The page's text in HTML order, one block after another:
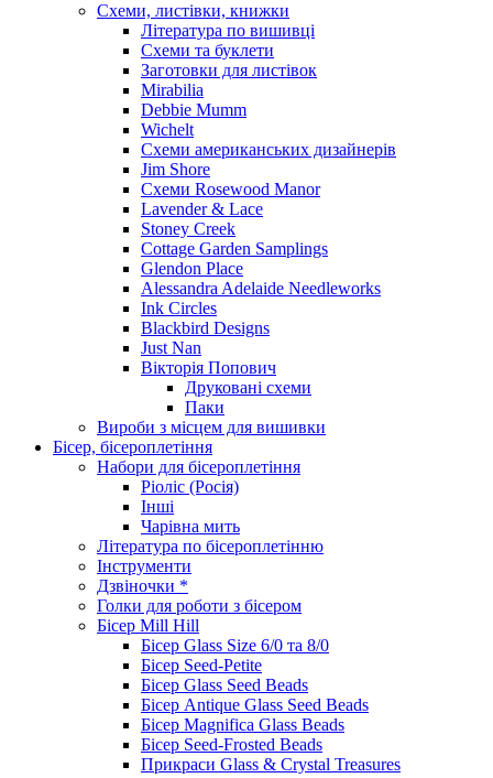
Схеми, листівки, книжки
Література по вишивці
Схеми та буклети
Заготовки для листівок
Mirabilia
Debbie Mumm
Wichelt
Схеми американських дизайнерів
Jim Shore
Cхеми Rosewood Manor
Lavender & Lace
Stoney Creek
Cottage Garden Samplings
Glendon Place
Alessandra Adelaide Needleworks
Ink Circles
Blackbird Designs
Just Nan
Вікторія Попович
Друковані схеми
Паки
Вироби з місцем для вишивки
Бісер, бісероплетіння
Набори для бісероплетіння
Ріоліс (Росія)
Інші
Чарівна мить
Література по бісероплетінню
Інструменти
Дзвіночки *
Голки для роботи з бісером
Бісер Mill Hill
Бісер Glass Size 6/0 та 8/0
Бісер Seed-Petite
Бісер Glass Seed Beads
Бісер Antique Glass Seed Beads
Бісер Magnifica Glass Beads
Бісер Seed-Frosted Beads
Прикраси Glass & Crystal Treasures